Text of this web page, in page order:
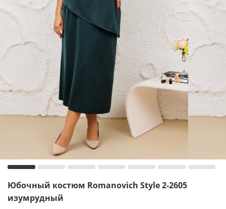
Юбочный костюм Romanovich Style 2-2605
изумрудный